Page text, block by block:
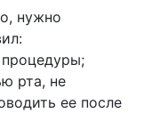
нужно
процедуры;
рта, не
ее после